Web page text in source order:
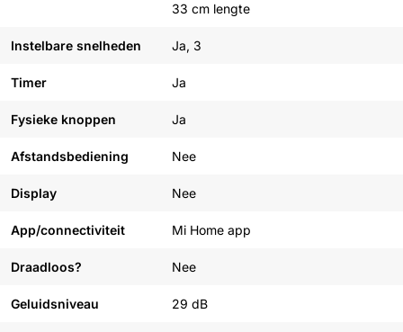
33 cm lengte
Instelbare snelheden Ja, 3
Timer Ja
Fysieke knoppen Ja
Afstandsbediening Nee
Display Nee
App/connectiviteit Mi Home app
Draadloos? Nee
Geluidsniveau 29 dB